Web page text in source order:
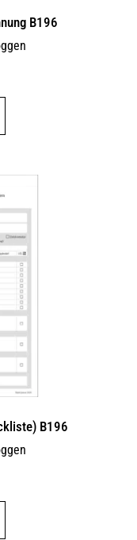
B196
B196